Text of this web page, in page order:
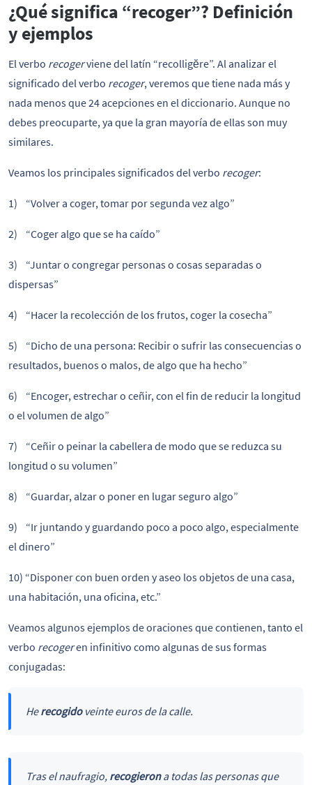
¿Qué significa “recoger”? Definición
y ejemplos
El verbo recogerviene del latín “recolligĕre”. Al analizar el
significado del verbo recoger, veremos que tiene nada más y
nada menos que 24 acepciones en el diccionario. Aunque no
debes preocuparte, ya que la gran mayoría de ellas son muy
similares.
Veamos los principales significados del verbo recoger:
1) “Volver a coger, tomar por segunda vez algo”
2) “Coger algo que se ha caído”
3) “Juntar o congregar personas o cosas separadas o
dispersas”
4) “Hacer la recolección de los frutos, coger la cosecha”
5) “Dicho de una persona: Recibir o sufrir las consecuencias o
resultados, buenos o malos, de algo que ha hecho”
6) “Encoger, estrechar o ceñir, con el fin de reducir la longitud
o el volumen de algo”
7) “Ceñir o peinar la cabellera de modo que se reduzca su
longitud o su volumen”
8) “Guardar, alzar o poner en lugar seguro algo”
9) “Ir juntando y guardando poco a poco algo, especialmente
el dinero”
10) “Disponer con buen orden y aseo los objetos de una casa,
una habitación, una oficina, etc.”
Veamos algunos ejemplos de oraciones que contienen, tanto el
verbo recogeren infinitivo como algunas de sus formas
conjugadas:
Herecogidoveinte euros de la calle.
Tras el naufragio, recogierona todas las personas que